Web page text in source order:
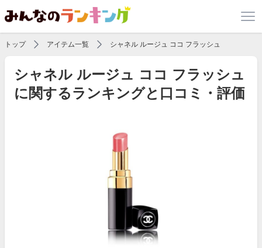
トップ アイテム一覧 シャネル ルージュ ココ フラッシュ
シャネル ルージュ ココ フラッシュ
に関するランキングと口コミ・評価